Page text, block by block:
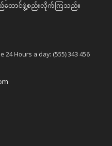
ထောင်ဖွဲ့စည်းလိုက်ကြသည်။
Hours a day: (555) 343 456